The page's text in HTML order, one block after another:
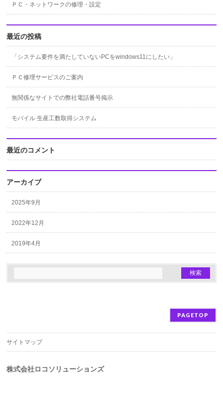
ＰＣ・ネットワークの修理・設定
最近の投稿
「システム要件を満たしていないPCをwindows11にしたい」
ＰＣ修理サービスのご案内
無関係なサイトでの弊社電話番号掲示
モバイル 生産工数取得システム
最近のコメント
アーカイブ
2025年9月
2022年12月
2019年4月
PAGETOP
サイトマップ
株式会社ロコソリューションズ